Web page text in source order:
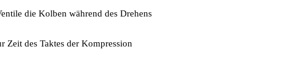
die Kolben während des Drehens
Zeit des Taktes der Kompression